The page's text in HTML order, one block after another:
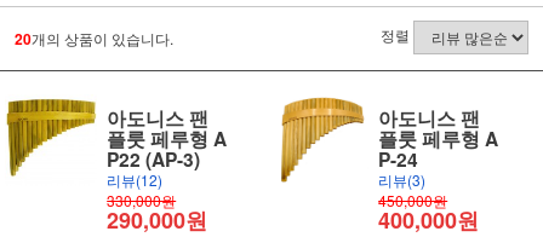
20개의 상품이 있습니다. 정렬
아도니스 팬
플룻 페루형 A
P22 (AP-3)
리뷰(12)
330,000원
290,000원
아도니스 팬
플룻 페루형 A
P-24
리뷰(3)
450,000원
400,000원